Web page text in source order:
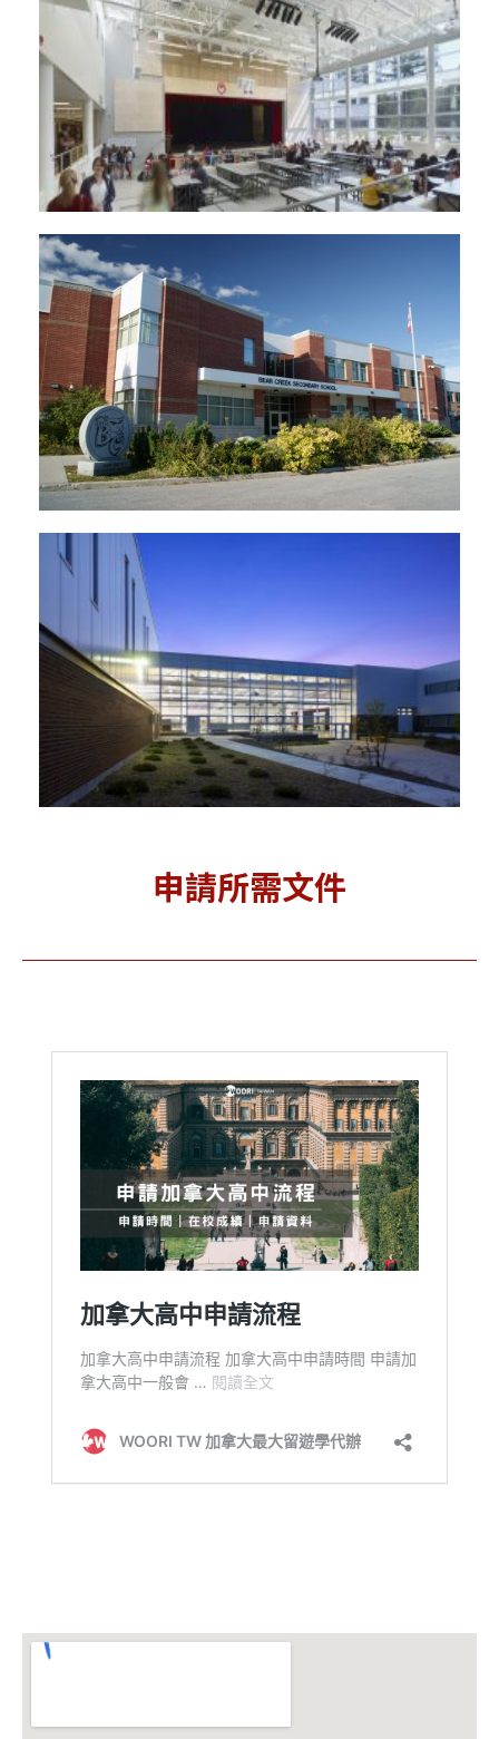
申請所需文件